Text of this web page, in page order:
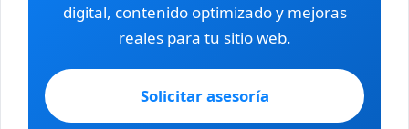
digital, contenido optimizado y mejoras
reales para tu sitio web.
Solicitar asesoría